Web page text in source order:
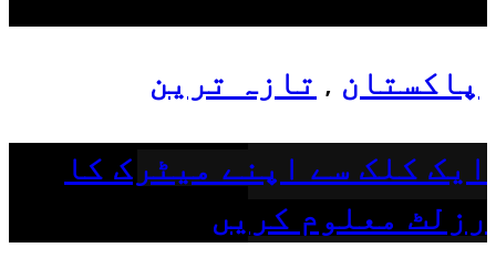
پاکستان , تازہ ترین
ایک کلک سے اپنے میٹرک کا
رزلٹ معلوم کریں